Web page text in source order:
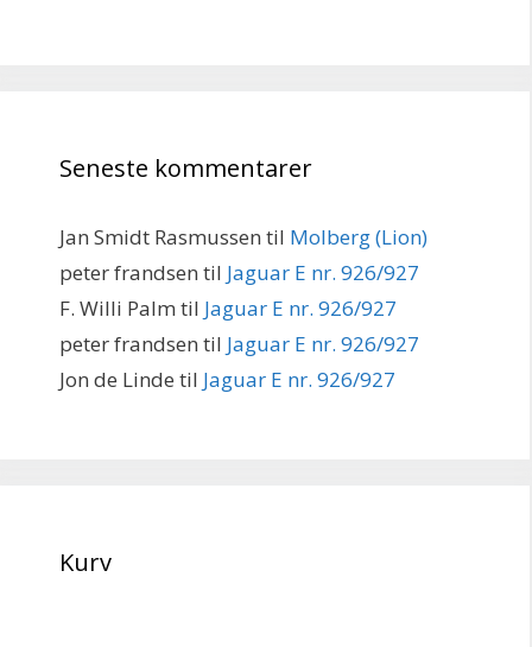
Seneste kommentarer
Jan Smidt Rasmussen til Molberg (Lion)
peter frandsen til Jaguar E nr. 926/927
F. Willi Palm til Jaguar E nr. 926/927
peter frandsen til Jaguar E nr. 926/927
Jon de Linde til Jaguar E nr. 926/927
Kurv